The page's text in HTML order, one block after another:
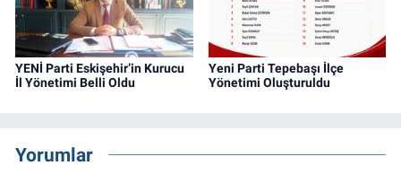
YENİ Parti Eskişehir’in Kurucu
İl Yönetimi Belli Oldu
Yeni Parti Tepebaşı İlçe
Yönetimi Oluşturuldu
Yorumlar